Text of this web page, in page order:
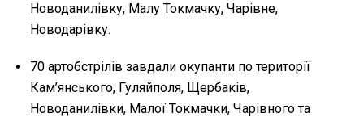
Новоданилівку, Малу Токмачку, Чарівне,
Новодарівку.
70 артобстрілів завдали окупанти по території
Кам’янського, Гуляйполя, Щербаків,
Новоданилівки, Малої Токмачки, Чарівного та